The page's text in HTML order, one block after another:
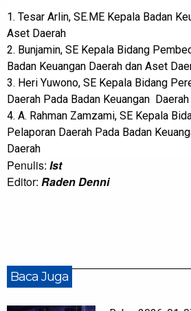
1. Tesar Arlin, SE.ME Kepala Badan
Aset Daerah
2. Bunjamin, SE Kepala Bidang
Badan Keuangan Daerah dan Aset
3. Heri Yuwono, SE Kepala Bidang
Daerah Pada Badan Keuangan
4. A. Rahman Zamzami, SE Kepala
Pelaporan Daerah Pada Badan
Daerah
Penulis: Ist
Editor: Raden Denni
Baca Juga